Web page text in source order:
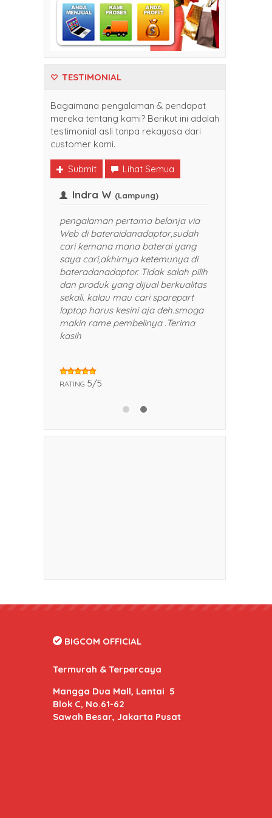
TESTIMONIAL
Bagaimana pengalaman & pendapat
mereka tentang kami? Berikut ini adalah
testimonial asli tanpa rekayasa dari
customer kami.
Submit Lihat Semua
yang
Sukses selalu
kerabat saya.
Indra W(Lampung)
pengalaman pertama belanja via
Web di bateraidanadaptor,sudah
cari kemana mana baterai yang
saya cari,akhirnya ketemunya di
bateradanadaptor. Tidak salah pilih
dan produk yang dijual berkualitas
sekali. kalau mau cari sparepart
laptop harus kesini aja deh.smoga
makin rame pembelinya .Terima
Blok C, No.61-62
Sawah Besar, Jakarta Pusat